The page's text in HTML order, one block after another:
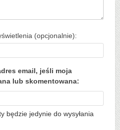
(opcjonalnie):
email, jeśli moja
lub skomentowana:
będzie jedynie do wysyłania